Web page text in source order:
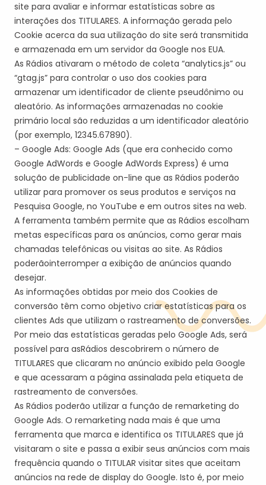
site para avaliar e informar estatísticas sobre as
interações dos TITULARES. A informação gerada pelo
Cookie acerca da sua utilização do site será transmitida
e armazenada em um servidor da Google nos EUA.
As Rádios ativaram o método de coleta “analytics.js” ou
“gtag.js” para controlar o uso dos cookies para
armazenar um identificador de cliente pseudônimo ou
aleatório. As informações armazenadas no cookie
primário local são reduzidas a um identificador aleatório
(por exemplo, 12345.67890).
– Google Ads: Google Ads (que era conhecido como
Google AdWords e Google AdWords Express) é uma
solução de publicidade on-line que as Rádios poderão
utilizar para promover os seus produtos e serviços na
Pesquisa Google, no YouTube e em outros sites na web.
A ferramenta também permite que as Rádios escolham
metas específicas para os anúncios, como gerar mais
chamadas telefônicas ou visitas ao site. As Rádios
poderãointerromper a exibição de anúncios quando
desejar.
As informações obtidas por meio dos Cookies de
conversão têm como objetivo criar estatísticas para os
clientes Ads que utilizam o rastreamento de conversões.
Por meio das estatísticas geradas pelo Google Ads, será
possível para asRádios descobrirem o número de
TITULARES que clicaram no anúncio exibido pela Google
e que acessaram a página assinalada pela etiqueta de
rastreamento de conversões.
As Rádios poderão utilizar a função de remarketing do
Google Ads. O remarketing nada mais é que uma
ferramenta que marca e identifica os TITULARES que já
visitaram o site e passa a exibir seus anúncios com mais
frequência quando o TITULAR visitar sites que aceitam
anúncios na rede de display do Google. Isto é, por meio